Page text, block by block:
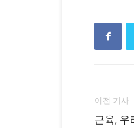
이전 기사
근육, 우